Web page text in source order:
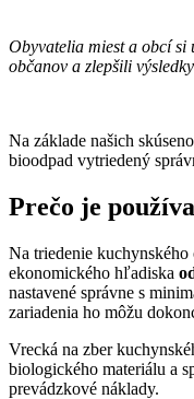
Obyvatelia miest a obcí si
občanov a zlepšili
Na základe našich
bioodpad vytriedený
Prečo je
Na triedenie
ekonomického hľadiska
nastavené správne s
zariadenia ho môžu
Vrecká na zber
biologického materiálu a
prevádzkové náklady.